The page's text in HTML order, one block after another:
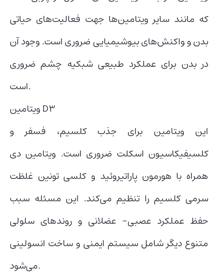
که مانند سایر ویتامین‌ها جهت فعالیت‌های حیاتی
بدن و واکنش‌های بیوشیمیایی ضروری است. وجود آن
در بدن برای عملکرد طبیعی شبکیه چشم ضروری
است.
ویتامین D3
این ویتامین برای جذب کلسیم، فسفر و
کلسیفیکاسیون اسکلت ضروری است. ویتامین دی
همراه با هورمون پاراتیروئید و کلسی تونین غلظت
سرمی کلسیم را تنظیم می‌کند. این مسئله سبب
حفظ عملکرد عصبی- عضلانی و روندهای سلولی
متنوع دیگر شامل سیستم ایمنی و ساخت انسولینی
می‌‌شود.